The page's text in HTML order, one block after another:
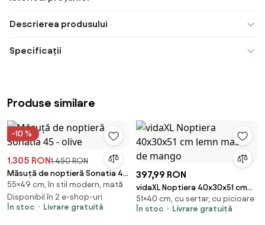
Descrierea produsului
Specificații
Produse similare
-10 %
1.305 RON1.450 RON
Măsuță de noptieră Sonatia 45
- olive
55×49 cm, în stil modern, mată
Disponibil în 2 e-shop-uri
În stoc
Livrare gratuită
397,99 RON
vidaXL Noptiera 40x30x51 cm
lemn masiv de mango
51×40 cm, cu sertar, cu picioare
În stoc
Livrare gratuită